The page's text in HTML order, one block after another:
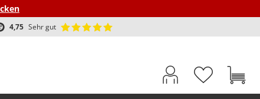
4,75 Sehr gut